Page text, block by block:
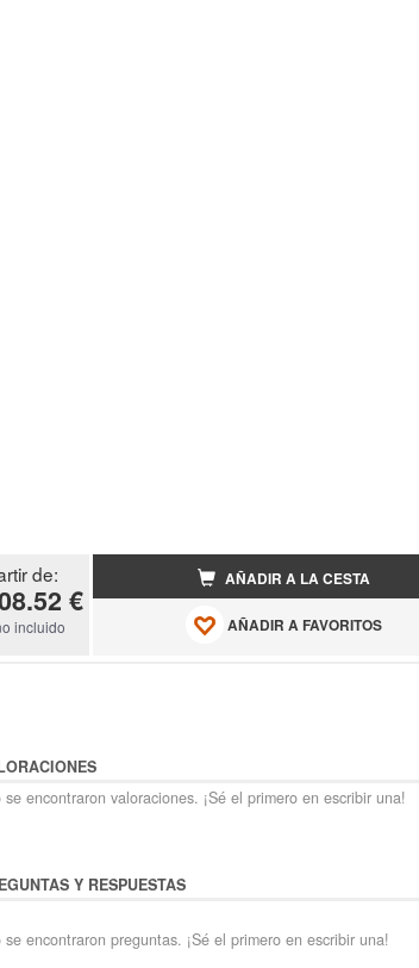
de:
€
incluido
AÑADIR A LA CESTA
AÑADIR A FAVORITOS
se encontraron valoraciones. ¡Sé el primero en escribir una!
Y RESPUESTAS
se encontraron preguntas. ¡Sé el primero en escribir una!